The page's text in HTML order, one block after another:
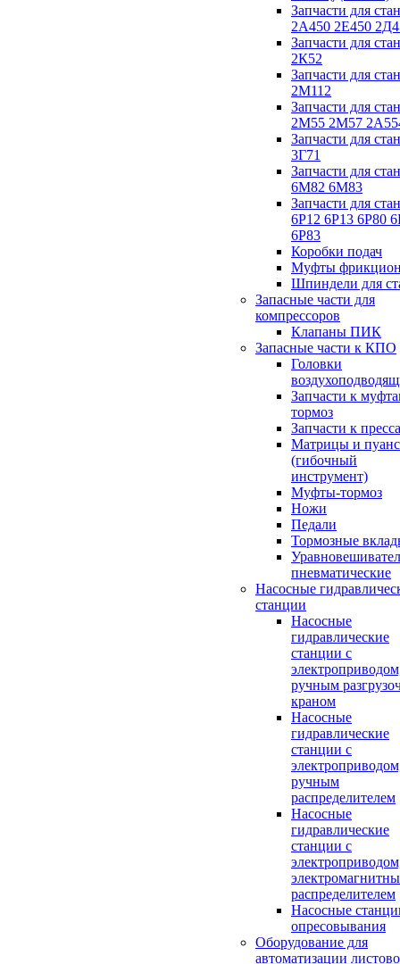
Запчасти для
2А450 2Е450
Запчасти для
2К52
Запчасти для
2М112
Запчасти для
2М55 2М57
Запчасти для
3Г71
Запчасти для
6М82 6М83
Запчасти для
6Р12 6Р13 6Р80
6Р83
Коробки подач
Муфты
Шпиндели для
Запасные части для
компрессоров
Клапаны ПИК
Запасные части к КПО
Головки
Запчасти к
тормоз
Запчасти к
Матрицы и
(гибочный
инструмент)
Муфты-тормоз
Ножи
Педали
Тормозные
пневматические
Насосные
станции
Насосные
гидравлические
станции с
ручным
краном
Насосные
гидравлические
станции с
ручным
распределителем
Насосные
гидравлические
станции с
распределителем
Насосные
опресовывания
Оборудование для
автоматизации